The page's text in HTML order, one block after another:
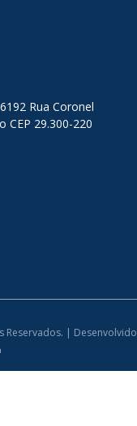
Rua Coronel
CEP 29.300-220
Reservados. | Desenvolvido